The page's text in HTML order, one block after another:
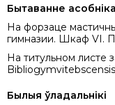
Бытаванне асобніка
На форзаце
гимназии. Шкаф VI.
На титульном листе
Былыя ўладальнікі